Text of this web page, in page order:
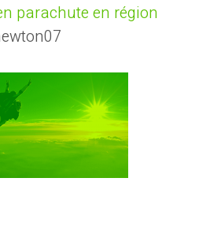
parachute en région